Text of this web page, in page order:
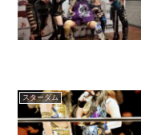
スターダム